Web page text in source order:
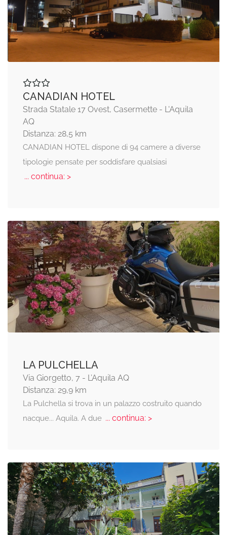
CANADIAN HOTEL
Strada Statale 17 Ovest, Casermette - L'Aquila
AQ
Distanza: 28,5 km
CANADIAN HOTEL dispone di 94 camere a diverse
tipologie pensate per soddisfare qualsiasi
... continua: >
LA PULCHELLA
Via Giorgetto, 7 - L’Aquila AQ
Distanza: 29,9 km
La Pulchella si trova in un palazzo costruito quando
nacque... Aquila. A due... continua: >